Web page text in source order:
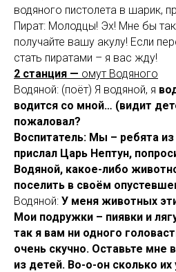
водяного пистолета в шарик,
Пират: Молодцы! Эх! Мне бы
получайте вашу акулу! Если
стать пиратами – я вас жду!
2 станция — омут Водяного
Водяной: (поёт) Я водяной, я
водится со мной… (видит
пожаловал?
Воспитатель: Мы – ребята
прислал Царь Нептун,
Водяной, какое-либо
поселить в своём
Водяной: У меня животных
Мои подружки – пиявки и
так я вам ни одного
очень скучно. Оставьте мне
из детей. Во-о-он сколько их